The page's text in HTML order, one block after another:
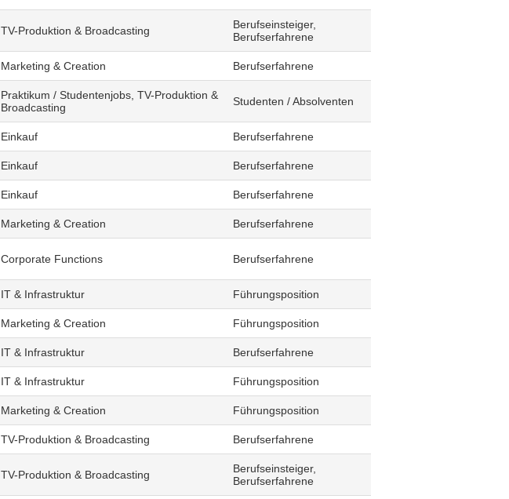
TV-Produktion & Broadcasting
Berufseinsteiger,
Berufserfahrene
Marketing & Creation Berufserfahrene
Praktikum / Studentenjobs, TV-Produktion &
Broadcasting
Studenten / Absolventen
Einkauf Berufserfahrene
Einkauf Berufserfahrene
Einkauf Berufserfahrene
Marketing & Creation Berufserfahrene
Corporate Functions Berufserfahrene
IT & Infrastruktur Führungsposition
Marketing & Creation Führungsposition
IT & Infrastruktur Berufserfahrene
IT & Infrastruktur Führungsposition
Marketing & Creation Führungsposition
TV-Produktion & Broadcasting Berufserfahrene
TV-Produktion & Broadcasting
Berufseinsteiger,
Berufserfahrene